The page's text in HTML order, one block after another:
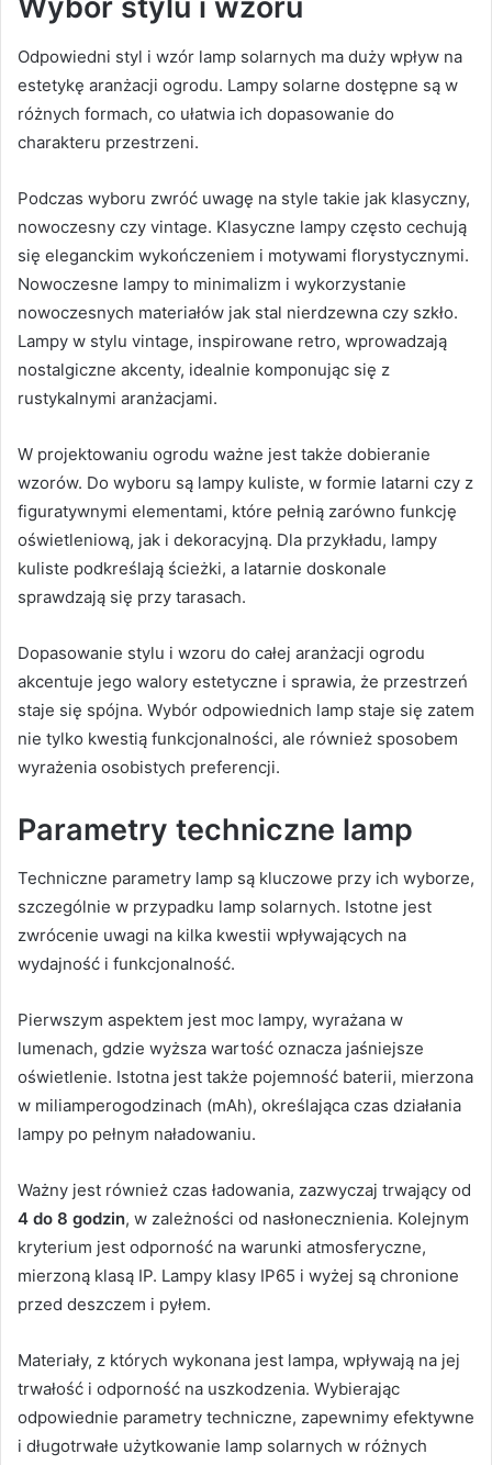
Wybór stylu i wzoru
Odpowiedni styl i wzór lamp solarnych ma duży wpływ na
estetykę aranżacji ogrodu. Lampy solarne dostępne są w
różnych formach, co ułatwia ich dopasowanie do
charakteru przestrzeni.
Podczas wyboru zwróć uwagę na style takie jak klasyczny,
nowoczesny czy vintage. Klasyczne lampy często cechują
się eleganckim wykończeniem i motywami florystycznymi.
Nowoczesne lampy to minimalizm i wykorzystanie
nowoczesnych materiałów jak stal nierdzewna czy szkło.
Lampy w stylu vintage, inspirowane retro, wprowadzają
nostalgiczne akcenty, idealnie komponując się z
rustykalnymi aranżacjami.
W projektowaniu ogrodu ważne jest także dobieranie
wzorów. Do wyboru są lampy kuliste, w formie latarni czy z
figuratywnymi elementami, które pełnią zarówno funkcję
oświetleniową, jak i dekoracyjną. Dla przykładu, lampy
kuliste podkreślają ścieżki, a latarnie doskonale
sprawdzają się przy tarasach.
Dopasowanie stylu i wzoru do całej aranżacji ogrodu
akcentuje jego walory estetyczne i sprawia, że przestrzeń
staje się spójna. Wybór odpowiednich lamp staje się zatem
nie tylko kwestią funkcjonalności, ale również sposobem
wyrażenia osobistych preferencji.
Parametry techniczne lamp
Techniczne parametry lamp są kluczowe przy ich wyborze,
szczególnie w przypadku lamp solarnych. Istotne jest
zwrócenie uwagi na kilka kwestii wpływających na
wydajność i funkcjonalność.
Pierwszym aspektem jest moc lampy, wyrażana w
lumenach, gdzie wyższa wartość oznacza jaśniejsze
oświetlenie. Istotna jest także pojemność baterii, mierzona
w miliamperogodzinach (mAh), określająca czas działania
lampy po pełnym naładowaniu.
Ważny jest również czas ładowania, zazwyczaj trwający od
4 do 8 godzin, w zależności od nasłonecznienia. Kolejnym
kryterium jest odporność na warunki atmosferyczne,
mierzoną klasą IP. Lampy klasy IP65 i wyżej są chronione
przed deszczem i pyłem.
Materiały, z których wykonana jest lampa, wpływają na jej
trwałość i odporność na uszkodzenia. Wybierając
odpowiednie parametry techniczne, zapewnimy efektywne
i długotrwałe użytkowanie lamp solarnych w różnych